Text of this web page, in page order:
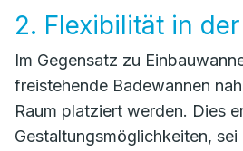
2. Flexibilität in
Im Gegensatz zu
freistehende Badewannen
Raum platziert werden. Dies
Gestaltungsmöglichkeiten,